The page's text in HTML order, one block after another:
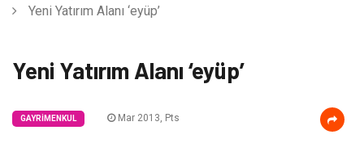
Yeni Yatırım Alanı ‘eyüp’
Yeni Yatırım Alanı ‘eyüp’
GAYRIMENKUL Mar 2013, Pts